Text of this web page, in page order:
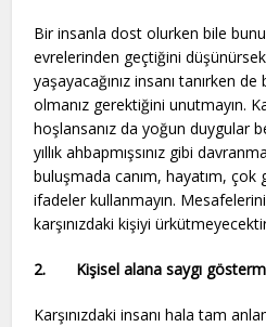
Bir insanla dost olurken bile
evrelerinden geçtiğini
yaşayacağınız insanı tanırken de
olmanız gerektiğini unutmayın.
hoşlansanız da yoğun duygular
yıllık ahbapmışsınız gibi
buluşmada canım, hayatım, çok
ifadeler kullanmayın.
karşınızdaki kişiyi
2. Kişisel alana saygı
Karşınızdaki insanı hala tam